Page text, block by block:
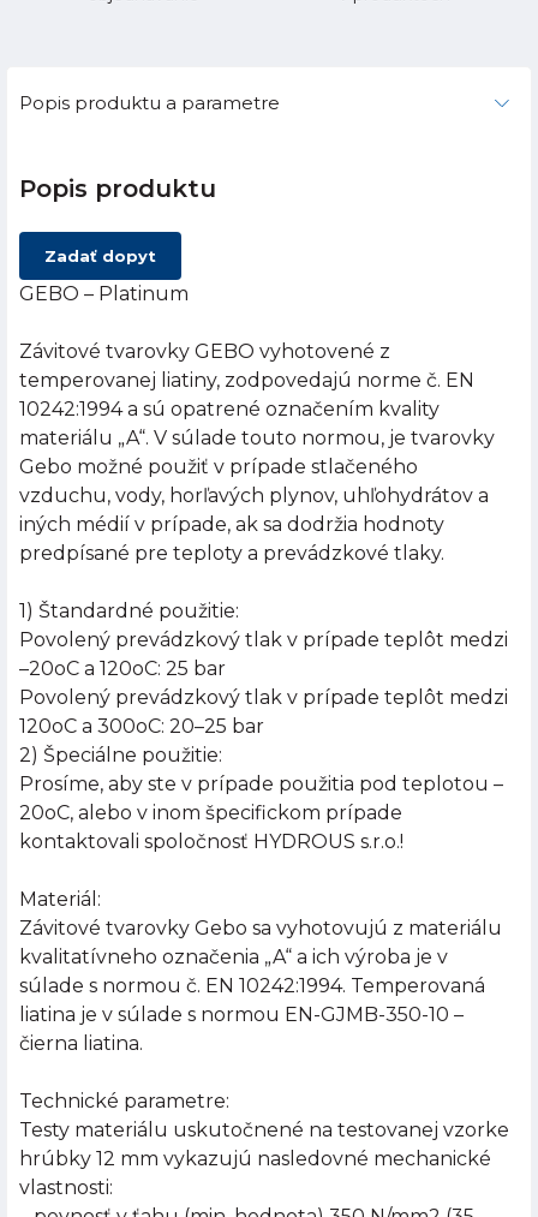
Popis produktu a parametre
Popis produktu
Zadať dopyt
GEBO – Platinum
Závitové tvarovky GEBO vyhotovené z
temperovanej liatiny, zodpovedajú norme č. EN
10242:1994 a sú opatrené označením kvality
materiálu „A“. V súlade touto normou, je tvarovky
Gebo možné použiť v prípade stlačeného
vzduchu, vody, horľavých plynov, uhľohydrátov a
iných médií v prípade, ak sa dodržia hodnoty
predpísané pre teploty a prevádzkové tlaky.
1) Štandardné použitie:
Povolený prevádzkový tlak v prípade teplôt medzi
–20oC a 120oC: 25 bar
Povolený prevádzkový tlak v prípade teplôt medzi
120oC a 300oC: 20–25 bar
2) Špeciálne použitie:
Prosíme, aby ste v prípade použitia pod teplotou –
20oC, alebo v inom špecifickom prípade
kontaktovali spoločnosť HYDROUS s.r.o.!
Materiál:
Závitové tvarovky Gebo sa vyhotovujú z materiálu
kvalitatívneho označenia „A“ a ich výroba je v
súlade s normou č. EN 10242:1994. Temperovaná
liatina je v súlade s normou EN-GJMB-350-10 –
čierna liatina.
Technické parametre:
Testy materiálu uskutočnené na testovanej vzorke
hrúbky 12 mm vykazujú nasledovné mechanické
vlastnosti: